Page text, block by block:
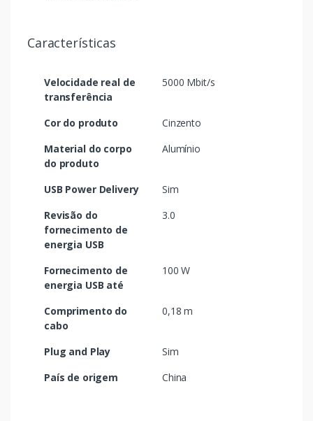
Características
Velocidade real de
transferência
5000 Mbit/s
Cor do produto
Cinzento
Material do corpo
do produto
Alumínio
USB Power Delivery
Sim
Revisão do
fornecimento de
energia USB
3.0
Fornecimento de
energia USB até
100 W
Comprimento do
cabo
0,18 m
Plug and Play
Sim
País de origem
China